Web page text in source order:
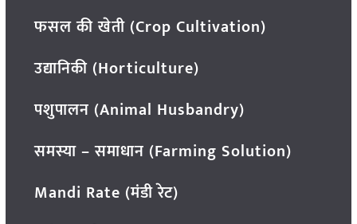
फसल की खेती (Crop Cultivation)
उद्यानिकी (Horticulture)
पशुपालन (Animal Husbandry)
समस्या – समाधान (Farming Solution)
Mandi Rate (मंडी रेट)